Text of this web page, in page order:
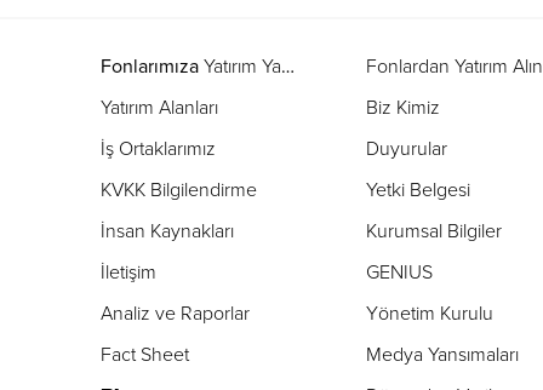
FonlarımızaYatırım Yapın
Fonlardan Yatırım Alın
Yatırım Alanları
Biz Kimiz
İş Ortaklarımız
Duyurular
KVKK Bilgilendirme
Yetki Belgesi
İnsan Kaynakları
Kurumsal Bilgiler
İletişim
GENIUS
Analiz ve Raporlar
Yönetim Kurulu
Fact Sheet
Medya Yansımaları